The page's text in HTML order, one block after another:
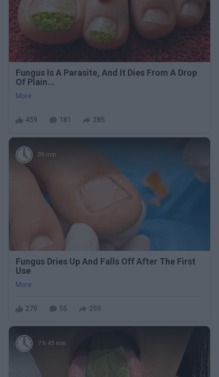
Fungus Is A Parasite, And It Dies From A Drop
Of Plain...
More
459 181 285
36 min
Fungus Dries Up And Falls Off After The First
Use
More
279 55 259
7 h 45 min